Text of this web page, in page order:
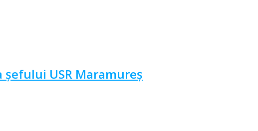
USR Maramureș